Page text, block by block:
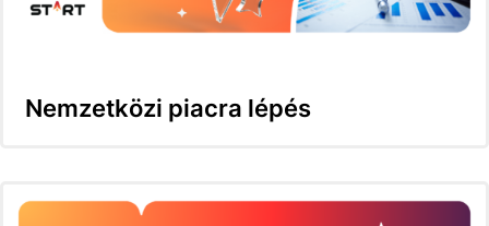
Nemzetközi piacra lépés